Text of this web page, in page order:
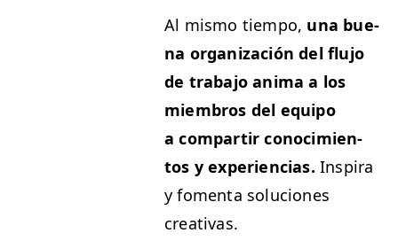
Al mis­mo tiem­po, una bue­
na orga­ni­zación del flu­jo
de tra­ba­jo ani­ma a los
miem­bros del equipo
a com­par­tir conocimien­
tos y expe­ri­en­cias. Inspi­ra
y fomen­ta solu­ciones
creativas.